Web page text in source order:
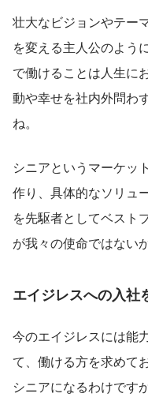
壮大なビジョンやテー
を変える主人公のよう
で働けることは人生に
動や幸せを社内外問わ
ね。
シニアというマーケッ
作り、具体的なソリュ
を先駆者としてベスト
が我々の使命ではない
エイジレスへの入社
今のエイジレスには能
て、働ける方を求めて
シニアになるわけです